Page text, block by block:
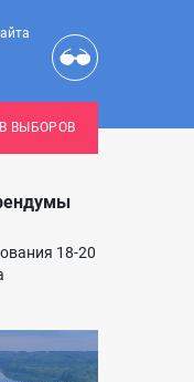
ВЫБОРОВ
18-20